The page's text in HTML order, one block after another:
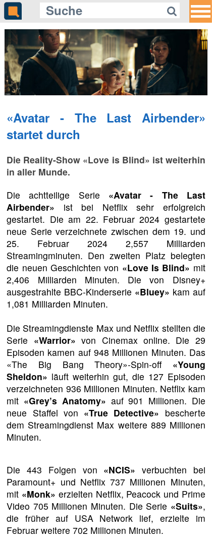
«Avatar - The Last Airbender»
startet durch
Die Reality-Show «Love is Blind» ist weiterhin
in aller Munde.
Die achtteilige Serie «Avatar - The Last
Airbender» ist bei Netflix sehr erfolgreich
gestartet. Die am 22. Februar 2024 gestartete
neue Serie verzeichnete zwischen dem 19. und
25. Februar 2024 2,557 Milliarden
Streamingminuten. Den zweiten Platz belegten
die neuen Geschichten von «Love Is Blind» mit
2,406 Milliarden Minuten. Die von Disney+
ausgestrahlte BBC-Kinderserie «Bluey» kam auf
1,081 Milliarden Minuten.
Die Streamingdienste Max und Netflix stellten die
Serie «Warrior» von Cinemax online. Die 29
Episoden kamen auf 948 Millionen Minuten. Das
«The Big Bang Theory»-Spin-off «Young
Sheldon» läuft weiterhin gut, die 127 Episoden
verzeichneten 936 Millionen Minuten. Netflix kam
mit «Grey’s Anatomy» auf 901 Millionen. Die
neue Staffel von «True Detective» bescherte
dem Streamingdienst Max weitere 889 Millionen
Minuten.
Die 443 Folgen von «NCIS» verbuchten bei
Paramount+ und Netflix 737 Millionen Minuten,
mit «Monk» erzielten Netflix, Peacock und Prime
Video 705 Millionen Minuten. Die Serie «Suits»,
die früher auf USA Network lief, erzielte im
Februar weitere 702 Millionen Minuten.